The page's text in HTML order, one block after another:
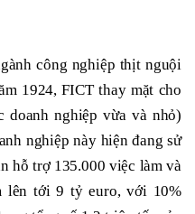
công nghiệp thịt nguội
1924, FICT thay mặt cho
doanh nghiệp vừa và nhỏ)
nghiệp này hiện đang sử
hỗ trợ 135.000 việc làm và
lên tới 9 tỷ euro, với 10%